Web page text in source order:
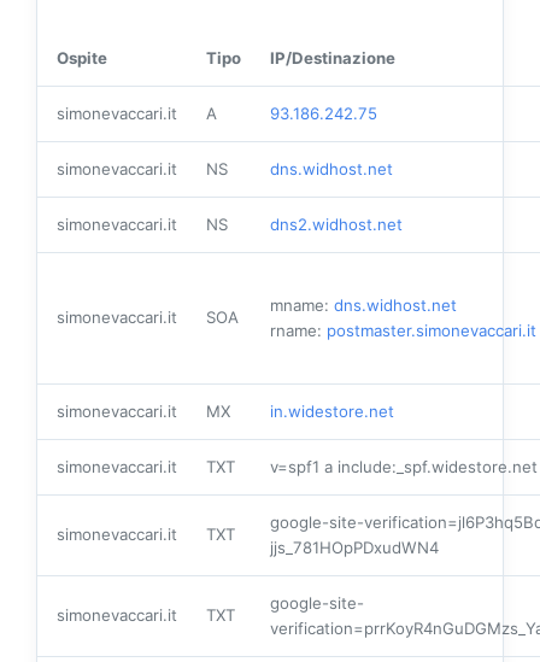
Ospite Tipo IP/Destinazione
simonevaccari.it A 93.186.242.75
simonevaccari.it NS dns.widhost.net
simonevaccari.it NS dns2.widhost.net
simonevaccari.it SOA
mname: dns.widhost.net
rname: postmaster.simonevaccari.it
simonevaccari.it MX in.widestore.net
simonevaccari.it TXT v=spf1 a
simonevaccari.it TXT
google-site-
jjs_781HOpPDxudWN4
simonevaccari.it TXT
google-site-